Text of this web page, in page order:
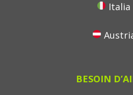
Italia
BESOIN